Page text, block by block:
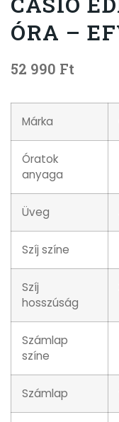
ÓRA –
52 990 Ft
Márka
Óratok
anyaga
Üveg
Szíj színe
Szíj
hosszúság
Számlap
színe
Számlap